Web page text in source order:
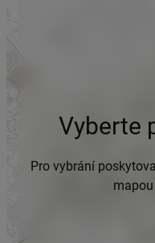
Vyberte
Pro vybrání